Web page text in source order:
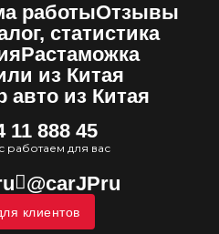
работыОтзывы
статистика
Растаможка
из Китая
авто из Китая
11 888 45
работаем для вас
@carJPru
клиентов